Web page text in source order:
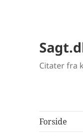
Citater fra
Forside